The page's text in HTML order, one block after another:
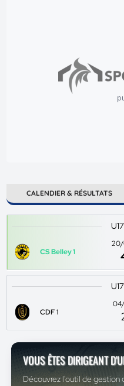
CALENDIER & RÉSULTATS
CS Belley 1
CDF 1
VOUS ÊTES DIRIGEANT
Découvrez l'outil de gestion